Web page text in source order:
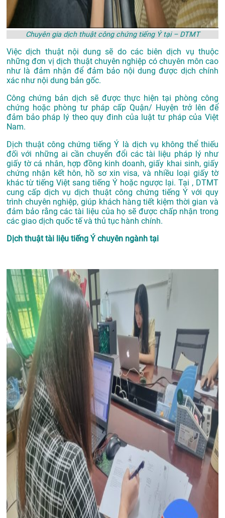
Chuyên gia dịch thuật công chứng tiếng Ý tại – DTMT
Việc dịch thuật nội dung sẽ do các biên dịch vụ thuộc
những đơn vị dịch thuật chuyên nghiệp có chuyên môn cao
như là đảm nhận để đảm bảo nội dung được dịch chính
xác như nội dung bản gốc.
Công chứng bản dịch sẽ được thực hiện tại phòng công
chứng hoặc phòng tư pháp cấp Quận/ Huyện trở lên để
đảm bảo pháp lý theo quy đinh của luật tư pháp của Việt
Nam.
Dịch thuật công chứng tiếng Ý là dịch vụ không thể thiếu
đối với những ai cần chuyển đổi các tài liệu pháp lý như
giấy tờ cá nhân, hợp đồng kinh doanh, giấy khai sinh, giấy
chứng nhận kết hôn, hồ sơ xin visa, và nhiều loại giấy tờ
khác từ tiếng Việt sang tiếng Ý hoặc ngược lại. Tại , DTMT
cung cấp dịch vụ dịch thuật công chứng tiếng Ý với quy
trình chuyên nghiệp, giúp khách hàng tiết kiệm thời gian và
đảm bảo rằng các tài liệu của họ sẽ được chấp nhận trong
các giao dịch quốc tế và thủ tục hành chính.
Dịch thuật tài liệu tiếng Ý chuyên ngành tại